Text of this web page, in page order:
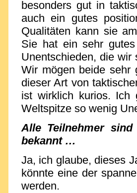
besonders gut in
auch ein gutes
Qualitäten kann sie
Sie hat ein sehr
Unentschieden, die wir
Wir mögen beide sehr
dieser Art von
ist wirklich kurios. Ich
Weltspitze so wenig
Alle Teilnehmer
bekannt …
Ja, ich glaube, dieses
könnte eine der
werden.